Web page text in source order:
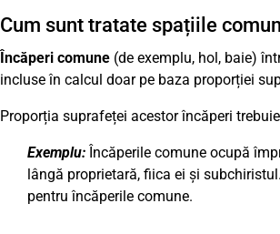
Cum sunt tratate spațiile
Încăperi comune(de exemplu, hol, baie)
incluse în calcul doar pe baza proporției
Proporția suprafeței acestor încăperi
Exemplu: Încăperile comune ocupă
lângă proprietară, fiica ei și
pentru încăperile comune.